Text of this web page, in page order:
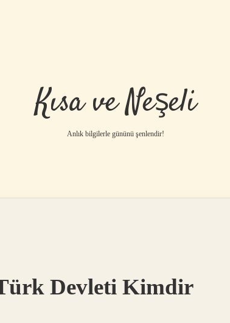
Kısa ve Neşeli
Anlık bilgilerle gününü şenlendir!
Devleti Kimdir